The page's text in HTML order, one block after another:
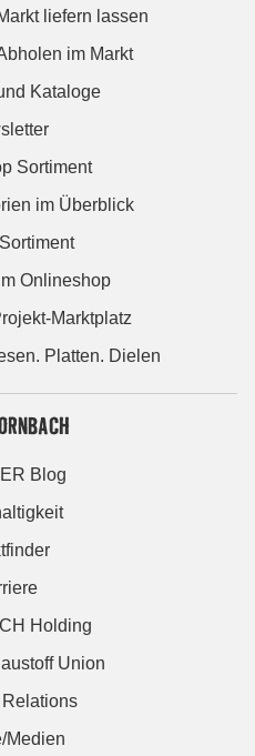
liefern lassen
im Markt
Kataloge
Sortiment
im Überblick
Onlineshop
Marktplatz
Platten. Dielen
Blog
Holding
Union
Relations
Medien